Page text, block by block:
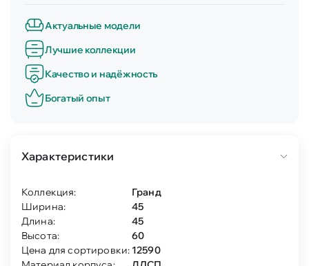
Актуальные модели
Лучшие коллекции
Качество и надёжность
Богатый опыт
Характеристики
Коллекция:
Гранд
Ширина:
45
Длина:
45
Высота:
60
Цена для сортировки: 12590